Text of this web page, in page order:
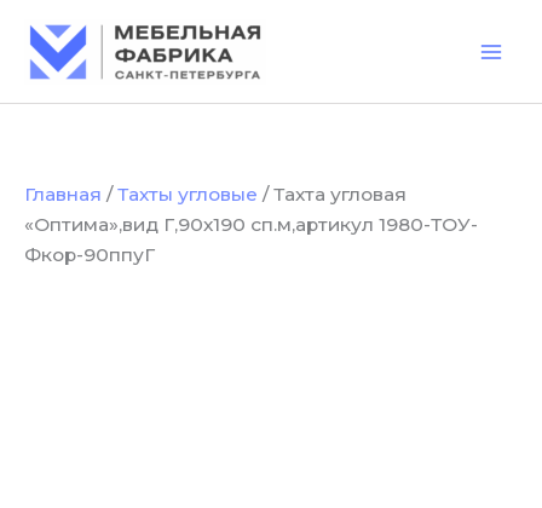
содержимому
Главная /Тахты угловые / Тахта угловая
«Оптима»,вид Г,90х190 сп.м,артикул 1980-ТОУ-
Фкор-90ппуГ
товара
Тахта
угловая
"Оптима",вид
ТОУ-
Фкор-90ппуГ